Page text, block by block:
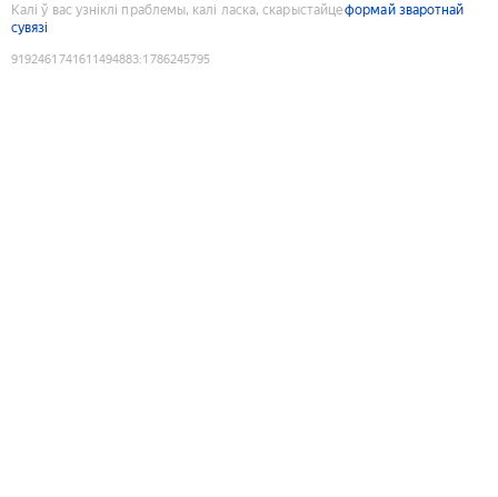
Калі ў вас узніклі праблемы, калі ласка, скарыстайцеформай зваротнай
сувязі
9192461741611494883:1786245795